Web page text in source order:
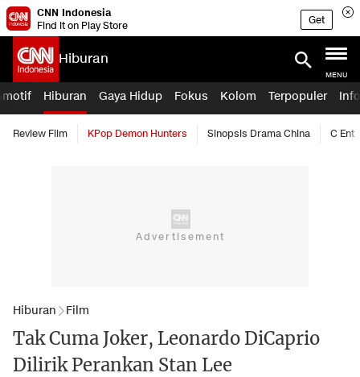
CNN Indonesia
Find it on Play Store
Get
Hiburan
MENU
Hiburan Gaya Hidup Fokus Kolom Terpopuler
Review Film KPop Demon Hunters Sinopsis Drama China C Ent
Hiburan Film
Tak Cuma Joker, Leonardo DiCaprio
Dilirik Perankan Stan Lee